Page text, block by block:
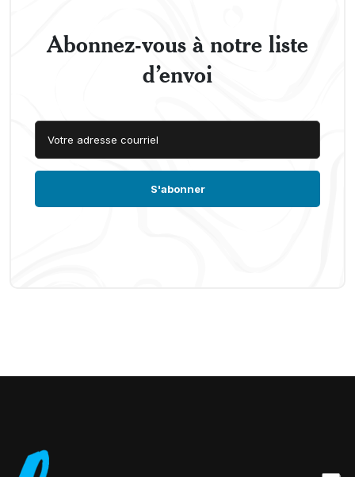
Abonnez-vous à notre liste
d’envoi